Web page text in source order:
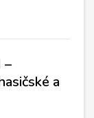
–
a